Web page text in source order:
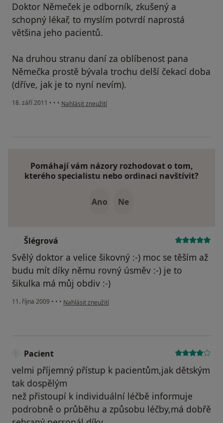
Doktor Němeček je odborník, zkušený a
schopný lékař, to myslím potvrdí naprostá
většina jeho pacientů.
Na druhou stranu daní za oblíbenost pana
Němečka prostě bývala trochu delší čekací doba
(dříve, jak je to nyní nevím).
18. září 2011 • • • podle názoru uživatele Pacient
Nahlásit zneužití
Pomáhají vám názory rozhodovat o tom,
kterého specialistu nebo ordinaci navštívit?
Ano Ne
Šlégrová
Svělý doktor a velice šikovný :-) moc se těším až
budu mít díky němu rovný úsměv :-) je to
šikulka má můj obdiv :-)
11. října 2009 • • • podle názoru uživatele Šlégrová
Nahlásit zneužití
Pacient
velmi příjemný přístup k pacientům,jak dětským
tak dospělým
než přistoupí k individuální léčbě informuje
podrobně o průběhu a způsobu léčby,má dobřě